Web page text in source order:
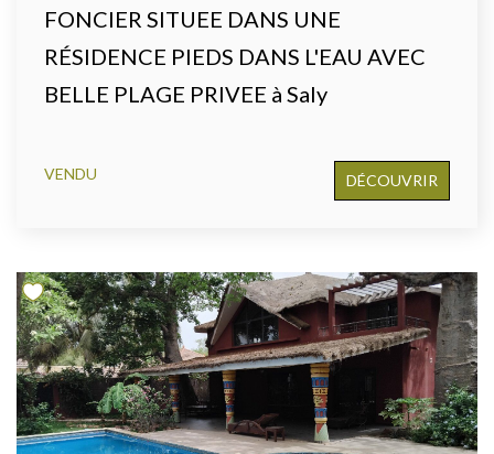
FONCIER SITUEE DANS UNE
RÉSIDENCE PIEDS DANS L'EAU AVEC
BELLE PLAGE PRIVEE à Saly
VENDU DÉCOUVRIR